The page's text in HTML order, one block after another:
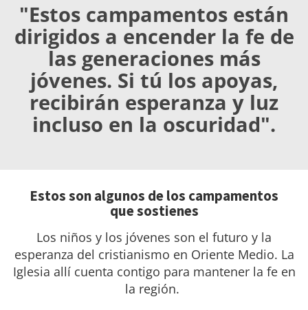
"Estos campamentos están
dirigidos a encender la fe de
las generaciones más
jóvenes. Si tú los apoyas,
recibirán esperanza y luz
incluso en la oscuridad".
Estos son algunos de los campamentos
que sostienes
Los niños y los jóvenes son el futuro y la
esperanza del cristianismo en Oriente Medio. La
Iglesia allí cuenta contigo para mantener la fe en
la región.